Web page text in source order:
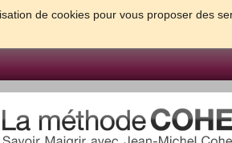
de cookies pour vous proposer des
& SANTE PSYCHO & TESTS